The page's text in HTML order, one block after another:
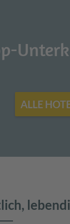
ALLE